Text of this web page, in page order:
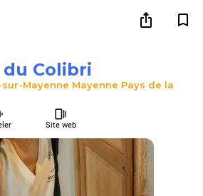
du Colibri
Mayenne Mayenne Pays de la
Site web